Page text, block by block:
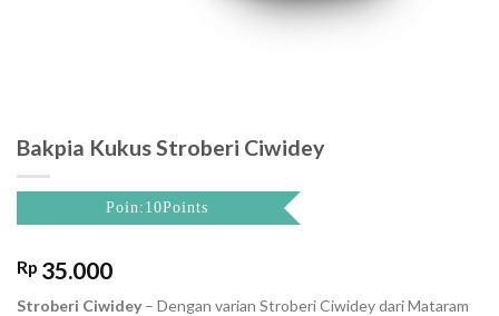
Bakpia Kukus Stroberi Ciwidey
Poin:10Points
Rp 35.000
Stroberi Ciwidey – Dengan varian Stroberi Ciwidey dari Mataram